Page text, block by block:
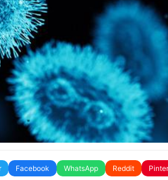
Facebook WhatsApp Reddit